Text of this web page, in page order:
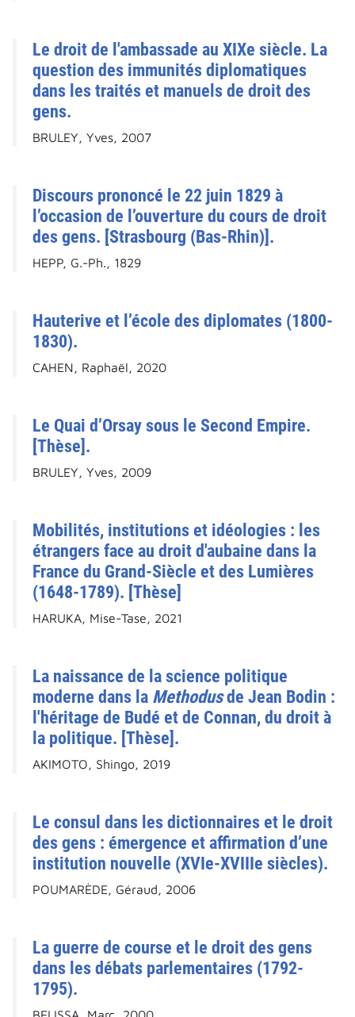
Le droit de l'ambassade au XIXe siècle. La
question des immunités diplomatiques
dans les traités et manuels de droit des
gens.
BRULEY, Yves, 2007
Discours prononcé le 22 juin 1829 à
l’occasion de l’ouverture du cours de droit
des gens. [Strasbourg (Bas-Rhin)].
HEPP, G.-Ph., 1829
Hauterive et l’école des diplomates (1800-
1830).
CAHEN, Raphaël, 2020
Le Quai d’Orsay sous le Second Empire.
[Thèse].
BRULEY, Yves, 2009
Mobilités, institutions et idéologies : les
étrangers face au droit d'aubaine dans la
France du Grand-Siècle et des Lumières
(1648-1789). [Thèse]
HARUKA, Mise-Tase, 2021
La naissance de la science politique
moderne dans la Methodusde Jean Bodin :
l'héritage de Budé et de Connan, du droit à
la politique. [Thèse].
AKIMOTO, Shingo, 2019
Le consul dans les dictionnaires et le droit
des gens : émergence et affirmation d’une
institution nouvelle (XVIe-XVIIIe siècles).
POUMARÈDE, Géraud, 2006
La guerre de course et le droit des gens
dans les débats parlementaires (1792-
1795).